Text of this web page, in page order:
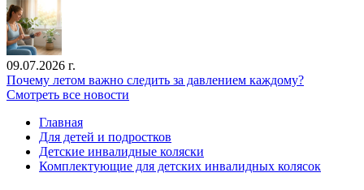
09.07.2026 г.
Почему летом важно следить за давлением каждому?
Смотреть все новости
Главная
Для детей и подростков
Детские инвалидные коляски
Комплектующие для детских инвалидных колясок